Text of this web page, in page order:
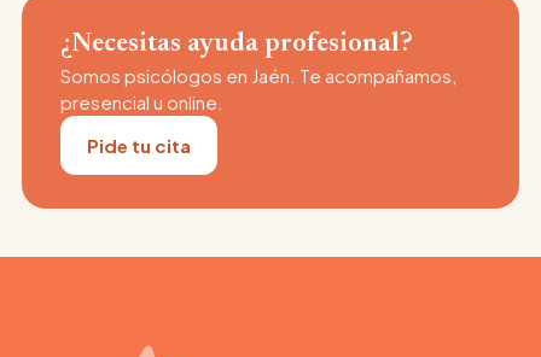
¿Necesitas ayuda profesional?
Somos psicólogos en Jaén. Te acompañamos,
presencial u online.
Pide tu cita